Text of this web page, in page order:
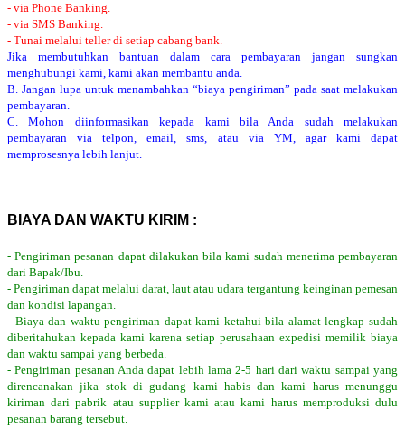
- via Phone Banking.
- via SMS Banking.
- Tunai melalui teller di setiap cabang bank.
Jika membutuhkan bantuan dalam cara pembayaran jangan sungkan
menghubungi kami, kami akan membantu anda.
B. Jangan lupa untuk menambahkan “biaya pengiriman” pada saat melakukan
pembayaran.
C. Mohon diinformasikan kepada kami bila Anda sudah melakukan
pembayaran via telpon, email, sms, atau via YM, agar kami dapat
memprosesnya lebih lanjut.
BIAYA DAN WAKTU KIRIM :
- Pengiriman pesanan dapat dilakukan bila kami sudah menerima pembayaran
dari Bapak/Ibu.
- Pengiriman dapat melalui darat, laut atau udara tergantung keinginan pemesan
dan kondisi lapangan.
- Biaya dan waktu pengiriman dapat kami ketahui bila alamat lengkap sudah
diberitahukan kepada kami karena setiap perusahaan expedisi memilik biaya
dan waktu sampai yang berbeda.
- Pengiriman pesanan Anda dapat lebih lama 2-5 hari dari waktu sampai yang
direncanakan jika stok di gudang kami habis dan kami harus menunggu
kiriman dari pabrik atau supplier kami atau kami harus memproduksi dulu
pesanan barang tersebut.